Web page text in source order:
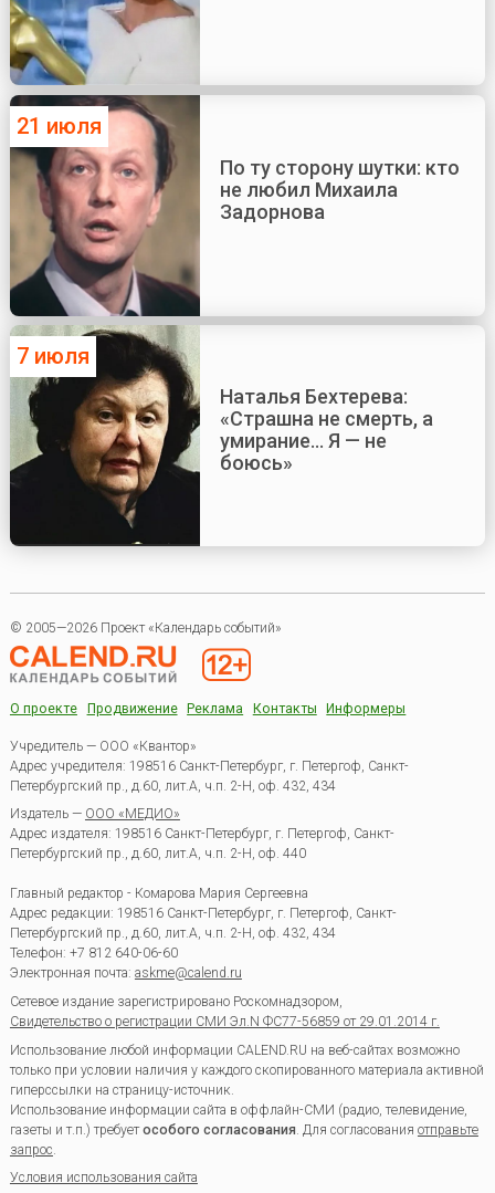
21 июля
По ту сторону шутки: кто
не любил Михаила
Задорнова
7 июля
Наталья Бехтерева:
«Страшна не смерть, а
умирание... Я — не
боюсь»
© 2005—2026 Проект «Календарь событий»
О проекте Продвижение Реклама Контакты Информеры
Учредитель — ООО «Квантор»
Адрес учредителя: 198516 Санкт-Петербург, г. Петергоф, Санкт-
Петербургский пр., д.60, лит.А, ч.п. 2-Н, оф. 432, 434
Издатель — ООО «МЕДИО»
Адрес издателя: 198516 Санкт-Петербург, г. Петергоф, Санкт-
Петербургский пр., д.60, лит.А, ч.п. 2-Н, оф. 440
Главный редактор - Комарова Мария Сергеевна
Адрес редакции: 198516 Санкт-Петербург, г. Петергоф, Санкт-
Петербургский пр., д.60, лит.А, ч.п. 2-Н, оф. 432, 434
Телефон: +7 812 640-06-60
Электронная почта: askme@calend.ru
Сетевое издание зарегистрировано Роскомнадзором,
Свидетельство о регистрации СМИ Эл.N ФС77-56859 от 29.01.2014 г.
Использование любой информации CALEND.RU на веб-сайтах возможно
только при условии наличия у каждого скопированного материала активной
гиперссылки на страницу-источник.
Использование информации сайта в оффлайн-СМИ (радио, телевидение,
газеты и т.п.) требуетособого согласования . Для согласования отправьте
запрос
Условия использования сайта